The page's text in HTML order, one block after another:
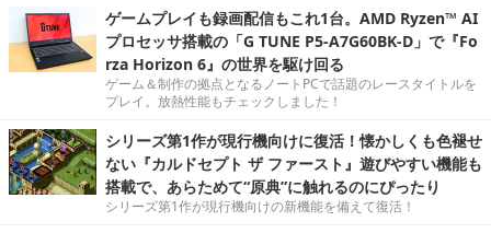
ゲームプレイも録画配信もこれ1台。AMD Ryzen™ AI
プロセッサ搭載の「G TUNE P5-A7G60BK-D」で『Fo
rza Horizon 6』の世界を駆け回る
ゲーム＆制作の拠点となるノートPCで話題のレースタイトルを
プレイ。放熱性能もチェックしました！
シリーズ第1作が現行機向けに復活！懐かしくも色褪せ
ない『カルドセプト ザ ファースト』遊びやすい機能も
搭載で、あらためて“原典”に触れるのにぴったり
シリーズ第1作が現行機向けの新機能を備えて復活！